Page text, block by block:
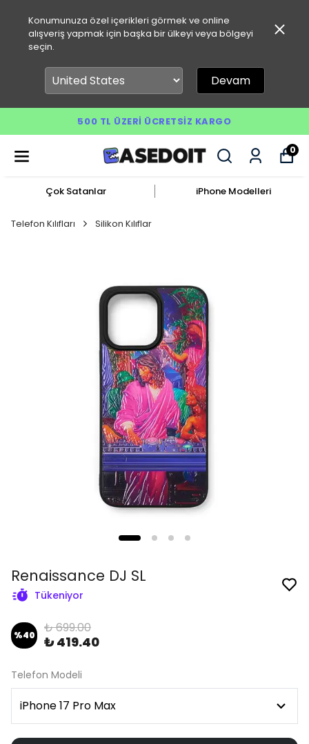
Konumunuza özel içerikleri görmek ve online
alışveriş yapmak için başka bir ülkeyi veya bölgeyi
seçin.
Devam
500 TL ÜZERI ÜCRETSIZ KARGO
0
Çok Satanlar iPhone Modelleri
Telefon Kılıfları Silikon Kılıflar
Renaissance DJ SL
Tükeniyor
%40 ₺ 699.00
₺ 419.40
Telefon Modeli